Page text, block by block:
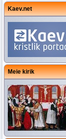
Kaev.net
Meie kirik